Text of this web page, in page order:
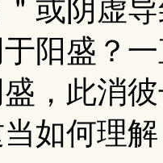
或阴虚
阳盛？
，此消
如何理